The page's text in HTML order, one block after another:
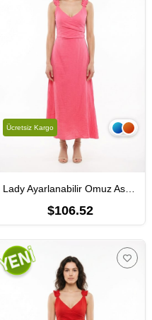
Lady Ayarlanabilir Omuz Askılı V Yaka Uzun Müslin Elbise Pembe Pmb
$106.52
Ücretsiz Kargo